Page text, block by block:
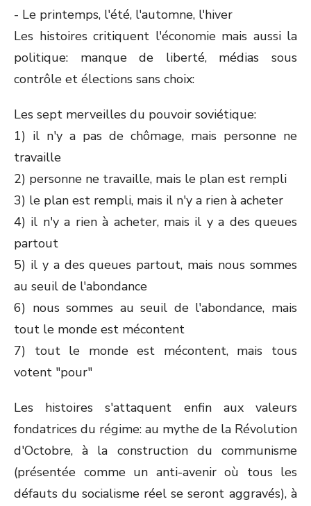
- Le printemps, l'été, l'automne, l'hiver
Les histoires critiquent l'économie mais aussi la
politique: manque de liberté, médias sous
contrôle et élections sans choix:
Les sept merveilles du pouvoir soviétique:
1) il n'y a pas de chômage, mais personne ne
travaille
2) personne ne travaille, mais le plan est rempli
3) le plan est rempli, mais il n'y a rien à acheter
4) il n'y a rien à acheter, mais il y a des queues
partout
5) il y a des queues partout, mais nous sommes
au seuil de l'abondance
6) nous sommes au seuil de l'abondance, mais
tout le monde est mécontent
7) tout le monde est mécontent, mais tous
votent "pour"
Les histoires s'attaquent enfin aux valeurs
fondatrices du régime: au mythe de la Révolution
d'Octobre, à la construction du communisme
(présentée comme un anti-avenir où tous les
défauts du socialisme réel se seront aggravés), à